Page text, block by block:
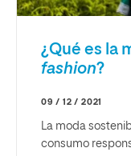
¿Qué es la
fashion?
09 / 12 / 2021
La moda
consumo